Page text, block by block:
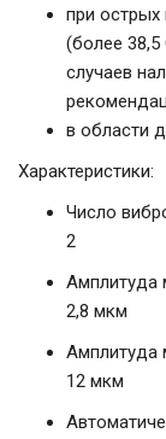
при
(более 38,5
случаев
в области
Характеристики:
Число
2
Амплитуда
2,8 мкм
Амплитуда
12 мкм